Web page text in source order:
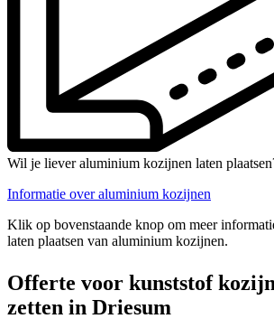
Wil je liever aluminium kozijnen laten
Informatie over aluminium kozijnen
Klik op bovenstaande knop om meer
laten plaatsen van aluminium kozijnen.
Offerte voor kunststof
zetten in Driesum